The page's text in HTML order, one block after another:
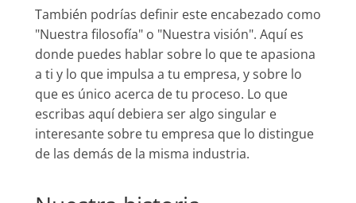
También podrías definir este encabezado como
"Nuestra filosofía" o "Nuestra visión". Aquí es
donde puedes hablar sobre lo que te apasiona
a ti y lo que impulsa a tu empresa, y sobre lo
que es único acerca de tu proceso. Lo que
escribas aquí debiera ser algo singular e
interesante sobre tu empresa que lo distingue
de las demás de la misma industria.